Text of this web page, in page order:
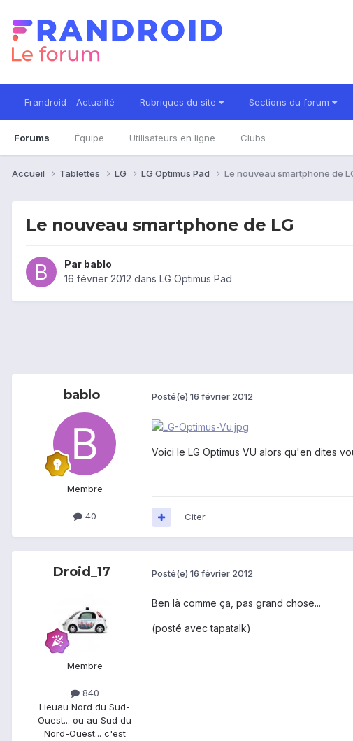
Frandroid - Actualité Rubriques du site Sections du forum
Forums Équipe Utilisateurs en ligne Clubs
Accueil Tablettes LG LG Optimus Pad Le nouveau smartphone de
Le nouveau smartphone de LG
Par bablo
16 février 2012 dans LG Optimus Pad
bablo
Membre
40
Posté(e) 16 février 2012
Voici le LG Optimus VU alors qu'en dites
Citer
Droid_17
Membre
840
Lieuau Nord du Sud-
Ouest... ou au Sud du
Nord-Ouest... c'est
Posté(e) 16 février 2012
Ben là comme ça, pas grand chose...
(posté avec tapatalk)